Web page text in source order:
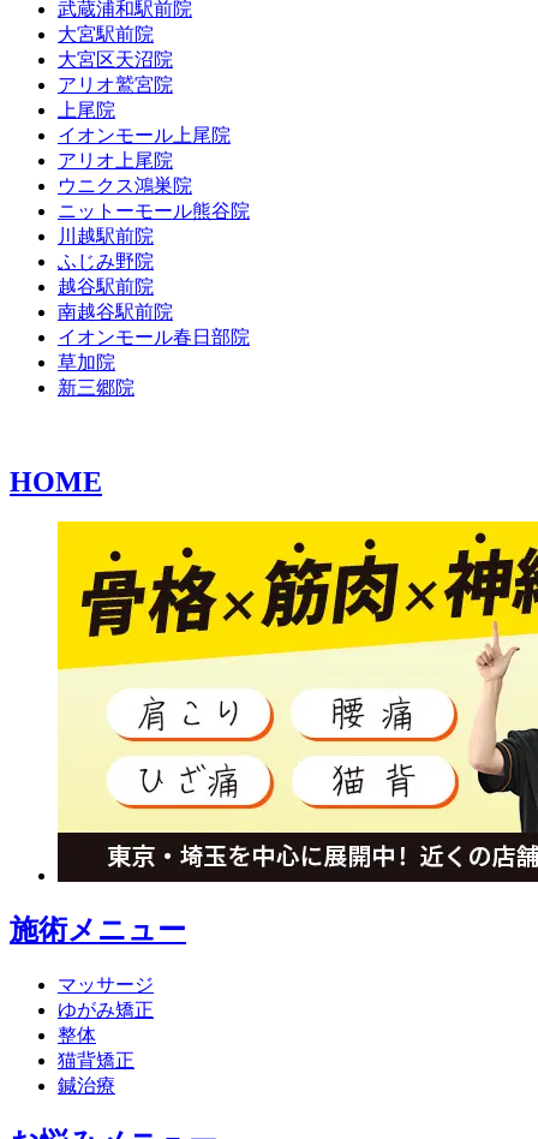
武蔵浦和駅前院
大宮駅前院
大宮区天沼院
アリオ鷲宮院
上尾院
イオンモール上尾院
アリオ上尾院
ウニクス鴻巣院
ニットーモール熊谷院
川越駅前院
ふじみ野院
越谷駅前院
南越谷駅前院
イオンモール春日部院
草加院
新三郷院
HOME
施術メニュー
マッサージ
ゆがみ矯正
整体
猫背矯正
鍼治療